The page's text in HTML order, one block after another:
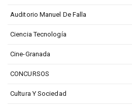
Auditorio Manuel De Falla
Ciencia Tecnología
Cine-Granada
CONCURSOS
Cultura Y Sociedad